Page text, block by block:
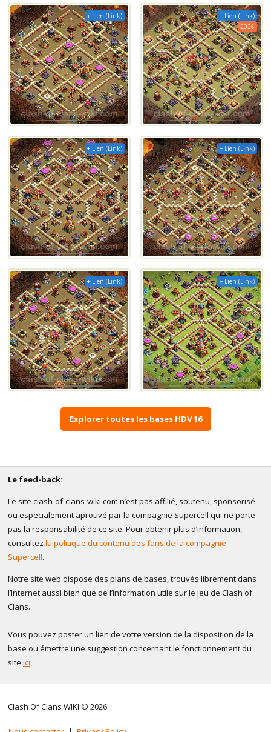
+ Lien (Link)
+ Lien (Link)
2026
+ Lien (Link) + Lien (Link)
+ Lien (Link) + Lien (Link)
Explorer toutes les bases HDV 16
Le feed-back:
Le site clash-of-clans-wiki.com n’est pas affilié, soutenu, sponsorisé
ou especialement aprouvé par la compagnie Supercell qui ne porte
pas la responsabilité de ce site. Pour obtenir plus d’information,
consultez la politique du contenu des fans de la compagnie
Supercell.
Notre site web dispose des plans de bases, trouvés librement dans
l’Internet aussi bien que de l’information utile sur le jeu de Clash of
Clans.
Vous pouvez poster un lien de votre version de la disposition de la
base ou émettre une suggestion concernant le fonctionnement du
site ici.
Clash Of Clans WIKI © 2026